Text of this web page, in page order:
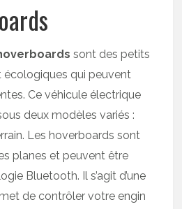
sont des petits
écologiques qui peuvent
Ce véhicule électrique
deux modèles variés :
Les hoverboards sont
planes et peuvent être
Bluetooth. Il s’agit d’une
de contrôler votre engin